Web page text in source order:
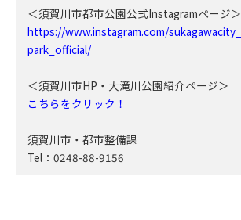
＜須賀川市都市公園公式Instagramページ＞
https://www.instagram.com/sukagawacity_
park_official/
＜須賀川市HP・大滝川公園紹介ページ＞
こちらをクリック！
須賀川市・都市整備課
Tel：0248-88-9156